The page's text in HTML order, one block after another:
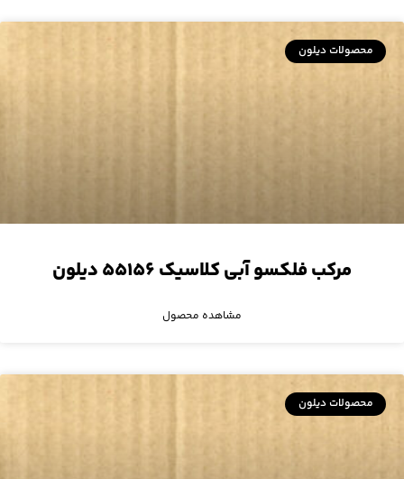
محصولات دیلون
مرکب فلکسو آبی کلاسیک ۵۵۱۵۶ دیلون
مشاهده محصول
محصولات دیلون